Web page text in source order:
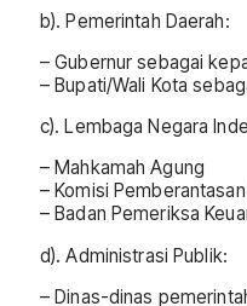
b). Pemerintah Daerah:
– Gubernur sebagai
– Bupati/Wali Kota
c). Lembaga Negara
– Mahkamah Agung
– Komisi Pemberantasan
– Badan Pemeriksa
d). Administrasi Publik:
– Dinas-dinas